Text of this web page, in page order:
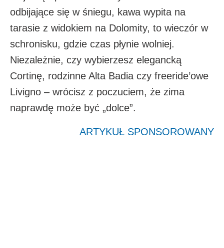
odbijające się w śniegu, kawa wypita na
tarasie z widokiem na Dolomity, to wieczór w
schronisku, gdzie czas płynie wolniej.
Niezależnie, czy wybierzesz elegancką
Cortinę, rodzinne Alta Badia czy freeride’owe
Livigno – wrócisz z poczuciem, że zima
naprawdę może być „dolce”.
ARTYKUŁ SPONSOROWANY